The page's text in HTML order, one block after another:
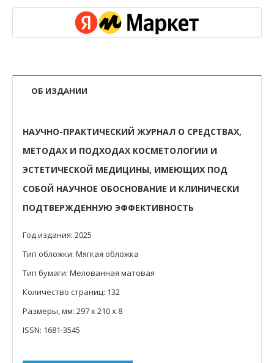
ОБ ИЗДАНИИ
НАУЧНО-ПРАКТИЧЕСКИЙ ЖУРНАЛ О СРЕДСТВАХ,
МЕТОДАХ И ПОДХОДАХ КОСМЕТОЛОГИИ И
ЭСТЕТИЧЕСКОЙ МЕДИЦИНЫ, ИМЕЮЩИХ ПОД
СОБОЙ НАУЧНОЕ ОБОСНОВАНИЕ И КЛИНИЧЕСКИ
ПОДТВЕРЖДЕННУЮ ЭФФЕКТИВНОСТЬ
Год издания: 2025
Тип обложки: Мягкая обложка
Тип бумаги: Мелованная матовая
Количество страниц: 132
Размеры, мм: 297 х 210 х 8
ISSN: 1681-3545